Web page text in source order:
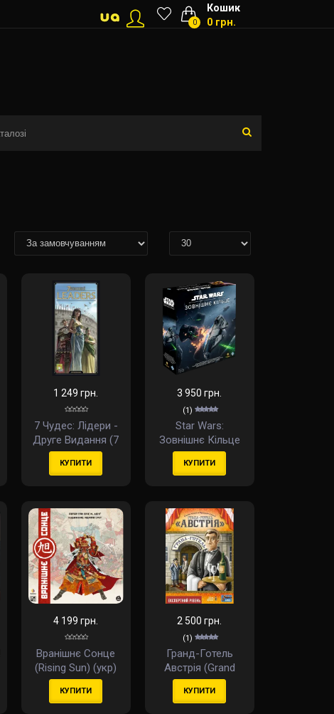
Кошик
0 0 грн.
1 249 грн.
7 Чудес: Лідери -
Друге Видання (7
Wonders: Second
Edition – Leaders)
КУПИТИ
3 950 грн.
(1)
Star Wars:
Зовнішнє Кільце
(Star Wars: Outer
Rim) (укр)
КУПИТИ
4 199 грн.
Вранішнє Сонце
(Rising Sun) (укр)
КУПИТИ
2 500 грн.
(1)
Гранд-Готель
Австрія (Grand
Austria Hotel) (укр)
КУПИТИ